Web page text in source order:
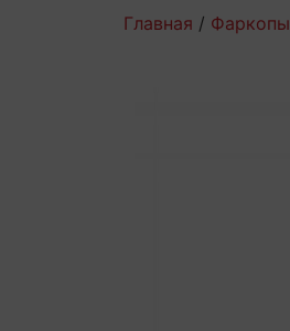
Главная / Фаркопы